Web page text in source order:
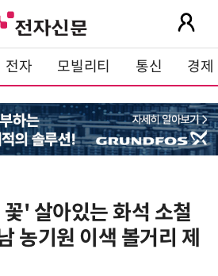
전자 모빌리티 통신 경제
' 살아있는 화석 소철
농기원 이색 볼거리 제